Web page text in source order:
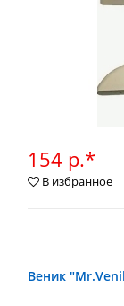
154 р.*
В избранное
Веник